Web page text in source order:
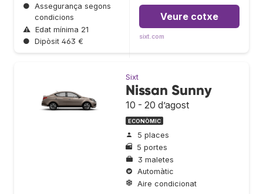
● Assegurança segons
condicions
⚠ Edat mínima 21
● Dipòsit 463 €
Veure cotxe
sixt.com
Sixt
Nissan Sunny
10 - 20 d’agost
ECONÒMIC
5 places
5 portes
3 maletes
Automàtic
Aire condicionat